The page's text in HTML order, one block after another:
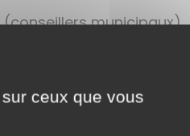
(conseillers municipaux)
ceux que vous